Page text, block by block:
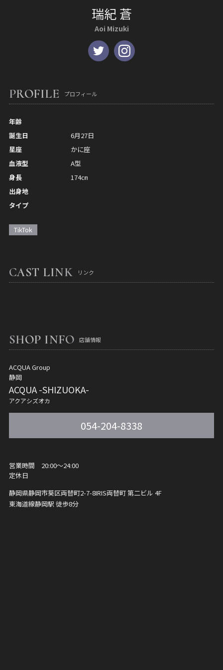
瑞紀 蒼
Aoi Mizuki
PROFILE プロフィール
年齢
誕生日
6月27日
星座
かに座
血液型
A型
身長
174㎝
出身地
タイプ
TikTok
CAST LINK リンク
SHOP INFO 店舗情報
ACQUA Group
静岡
ACQUA -SHIZUOKA-
アクアシズオカ
054-204-8338
営業時間 20:00〜24:00
定休日
静岡県静岡市葵区両替町2-7-8IRIS両替町 第二ビル 4F
東海道線静岡駅 徒歩8分